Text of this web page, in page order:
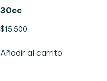
30cc
$15.500
Añadir al carrito